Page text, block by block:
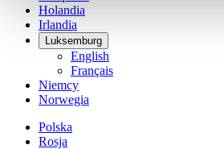
Holandia
Irlandia
Luksemburg
English
Français
Niemcy
Norwegia
Polska
Rosja